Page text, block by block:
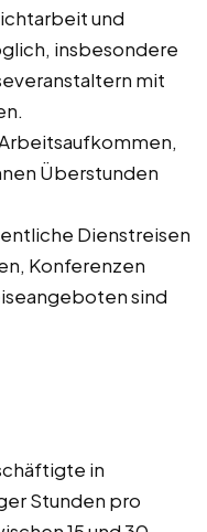
und
insbesondere
mit
Überstunden
Dienstreisen
Konferenzen
sind
in
Stunden pro